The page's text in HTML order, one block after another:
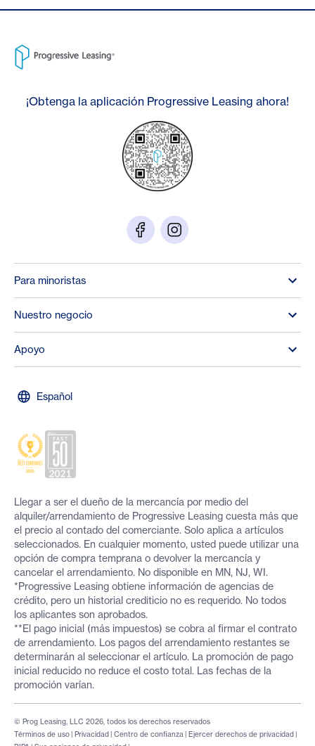
¡Obtenga la aplicación Progressive Leasing ahora!
Para minoristas
Nuestro negocio
Apoyo
Español
Llegar a ser el dueño de la mercancía por medio del
alquiler/arrendamiento de Progressive Leasing cuesta más que
el precio al contado del comerciante. Solo aplica a artículos
seleccionados. En cualquier momento, usted puede utilizar una
opción de compra temprana o devolver la mercancía y
cancelar el arrendamiento. No disponible en MN, NJ, WI.
*Progressive Leasing obtiene información de agencias de
crédito, pero un historial crediticio no es requerido. No todos
los aplicantes son aprobados.
**El pago inicial (más impuestos) se cobra al firmar el contrato
de arrendamiento. Los pagos del arrendamiento restantes se
determinarán al seleccionar el artículo. La promoción de pago
inicial reducido no reduce el costo total. Las fechas de la
promoción varían.
Términos de uso | Privacidad | Centro de confianza | Ejercer derechos de privacidad |
© Prog Leasing, LLC 2026, todos los derechos reservados